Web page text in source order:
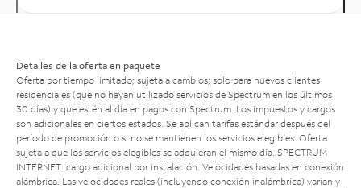
Detalles de la oferta en paquete
Oferta por tiempo limitado; sujeta a cambios; solo para nuevos clientes
residenciales (que no hayan utilizado servicios de Spectrum en los últimos
30 días) y que estén al día en pagos con Spectrum. Los impuestos y cargos
son adicionales en ciertos estados. Se aplican tarifas estándar después del
período de promoción o si no se mantienen los servicios elegibles. Oferta
sujeta a que los servicios elegibles se adquieran el mismo día. SPECTRUM
INTERNET: cargo adicional por instalación. Velocidades basadas en conexión
alámbrica. Las velocidades reales (incluyendo conexión inalámbrica) varían y